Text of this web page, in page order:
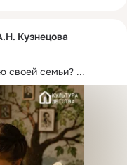
Кузнецова
своей семьи? ...